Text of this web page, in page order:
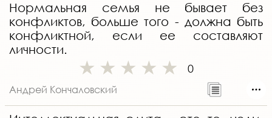
Нормальная семья не бывает без
конфликтов, больше того - должна быть
конфликтной, если ее составляют
личности.
0
Андрей Кончаловский